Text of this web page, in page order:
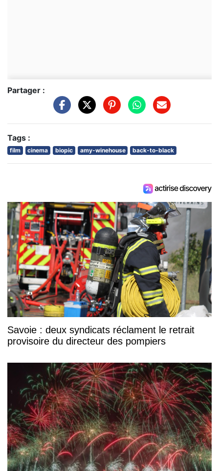
Partager :
Tags :
film cinema biopic amy-winehouse back-to-black
Savoie : deux syndicats réclament le retrait
provisoire du directeur des pompiers